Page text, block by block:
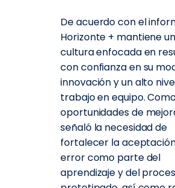
De acuerdo con el
Horizonte + mantiene
cultura enfocada en
con confianza en su
innovación y un alto
trabajo en equipo.
oportunidades de
señaló la necesidad de
fortalecer la
error como parte del
aprendizaje y del